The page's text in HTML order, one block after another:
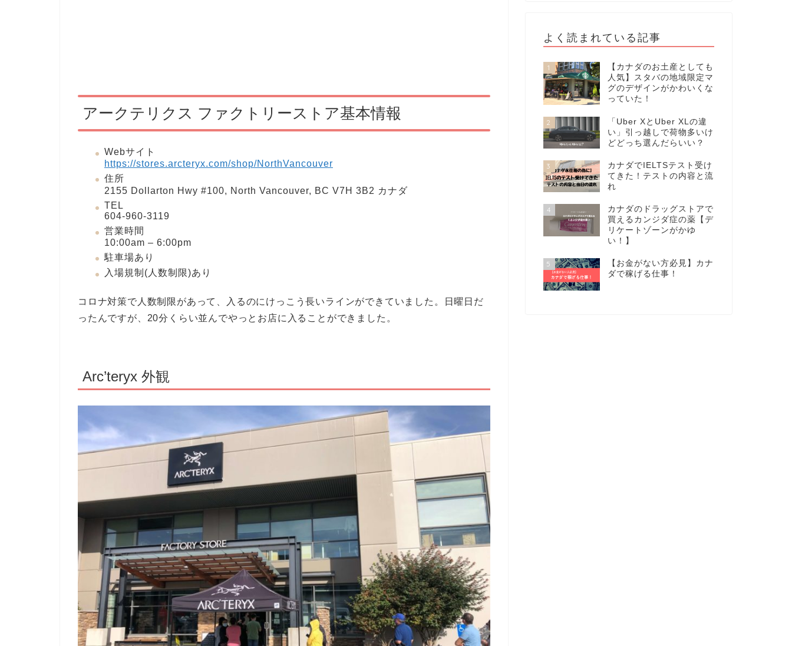
アークテリクス ファクトリーストア基本情報
Webサイト
https://stores.arcteryx.com/shop/NorthVancouver
住所
2155 Dollarton Hwy #100, North Vancouver, BC V7H 3B2 カナダ
TEL
604-960-3119
営業時間
10:00am – 6:00pm
駐車場あり
入場規制(人数制限)あり
コロナ対策で人数制限があって、入るのにけっこう長いラインができていました。日曜日だ
ったんですが、20分くらい並んでやっとお店に入ることができました。
Arc’teryx 外観
よく読まれている記事
1
【カナダのお土産としても
人気】スタバの地域限定マ
グのデザインがかわいくな
っていた！
2
「Uber XとUber XLの違
い」引っ越しで荷物多いけ
どどっち選んだらいい？
3
カナダでIELTSテスト受け
てきた！テストの内容と流
れ
4
カナダのドラッグストアで
買えるカンジダ症の薬【デ
リケートゾーンがかゆ
い！】
5
【お金がない方必見】カナ
ダで稼げる仕事！